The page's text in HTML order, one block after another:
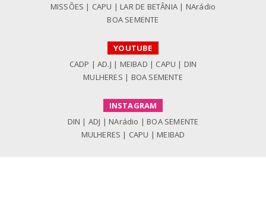
MISSÕES | CAPU | LAR DE BETÂNIA | NArádio
BOA SEMENTE
YOUTUBE
CADP |AD.J | MEIBAD | CAPU | DIN
MULHERES | BOA SEMENTE
INSTAGRAM
DIN | ADJ | NArádio | BOA SEMENTE
MULHERES | CAPU | MEIBAD